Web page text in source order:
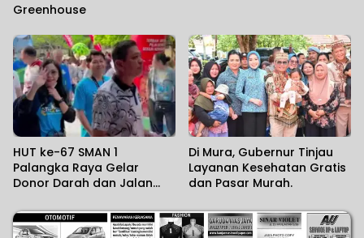
Greenhouse
HUT ke-67 SMAN 1
Palangka Raya Gelar
Donor Darah dan Jalan
Di Mura, Gubernur Tinjau
Layanan Kesehatan Gratis
dan Pasar Murah.